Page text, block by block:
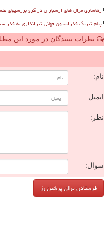
رهاسازی مرال های ارسباران در گرو بررسیهای
پیام تبریک فدراسیون جهانی تیراندازی به
نظرات بینندگان در مورد این
نام:
ایمیل:
نظر:
سوال: